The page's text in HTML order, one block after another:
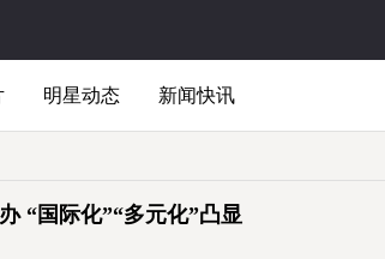
明星动态 新闻快讯
“国际化”“多元化”凸显